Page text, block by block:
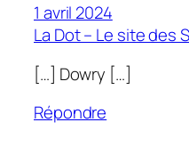
1 avril 2024
La Dot – Le site des
[…] Dowry […]
Répondre